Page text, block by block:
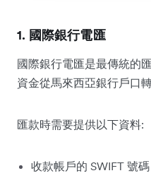
1. 國際銀行電匯
國際銀行電匯是最傳統的
資金從馬來西亞銀行戶口轉
匯款時需要提供以下資料:
收款帳戶的 SWIFT 號碼